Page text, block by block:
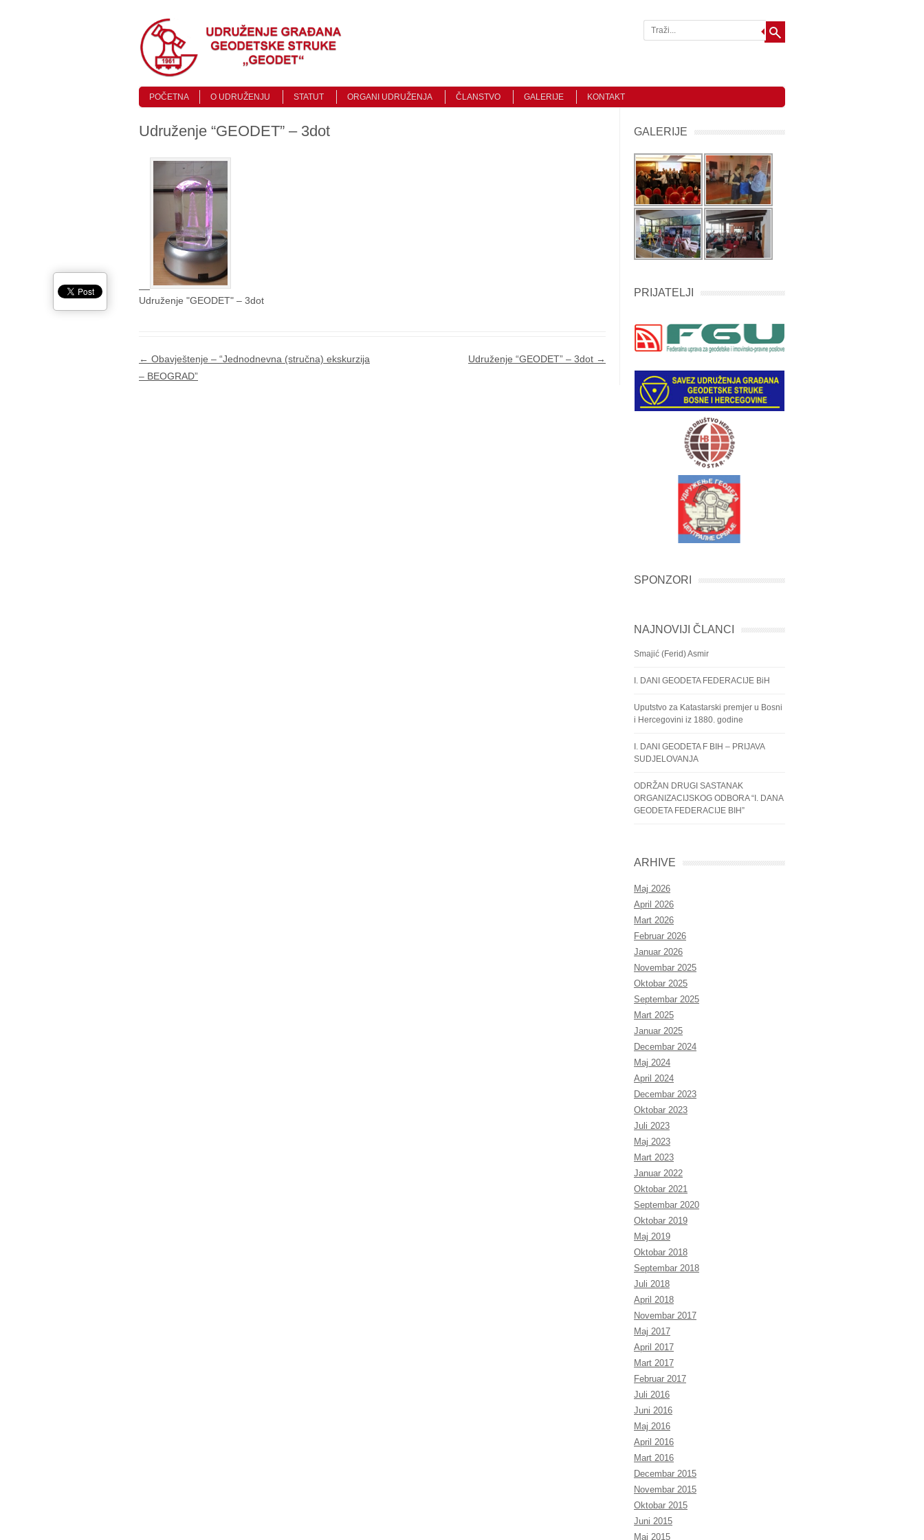
Menu
Skip to content
POČETNA O UDRUŽENJU STATUT ORGANI UDRUŽENJA ČLANSTVO GALERIJE KONTAKT
Udruženje “GEODET” – 3dot
Udruženje "GEODET" – 3dot
Post navigation
← Obavještenje – “Jednodnevna (stručna) ekskurzija
– BEOGRAD”
Udruženje “GEODET” – 3dot →
GALERIJE
PRIJATELJI
SPONZORI
NAJNOVIJI ČLANCI
Smajić (Ferid) Asmir
I. DANI GEODETA FEDERACIJE BiH
Uputstvo za Katastarski premjer u Bosni
i Hercegovini iz 1880. godine
I. DANI GEODETA F BIH – PRIJAVA
SUDJELOVANJA
ODRŽAN DRUGI SASTANAK
ORGANIZACIJSKOG ODBORA “I. DANA
GEODETA FEDERACIJE BIH”
ARHIVE
Maj 2026
April 2026
Mart 2026
Februar 2026
Januar 2026
Novembar 2025
Oktobar 2025
Septembar 2025
Mart 2025
Januar 2025
Decembar 2024
Maj 2024
April 2024
Decembar 2023
Oktobar 2023
Juli 2023
Maj 2023
Mart 2023
Januar 2022
Oktobar 2021
Septembar 2020
Oktobar 2019
Maj 2019
Oktobar 2018
Septembar 2018
Juli 2018
April 2018
Novembar 2017
Maj 2017
April 2017
Mart 2017
Februar 2017
Juli 2016
Juni 2016
Maj 2016
April 2016
Mart 2016
Decembar 2015
Novembar 2015
Oktobar 2015
Juni 2015
Maj 2015